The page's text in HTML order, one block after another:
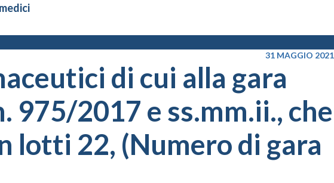
31 MAGGIO 2021
di cui alla gara
975/2017 e ss.mm.ii., che
lotti 22, (Numero di gara